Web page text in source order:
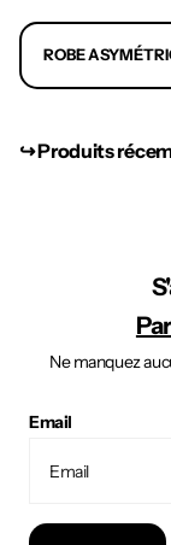
ROBE
↪︎ Produits
Ne manquez
Email